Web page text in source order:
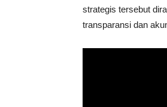
strategis tersebut
transparansi dan